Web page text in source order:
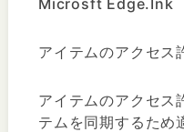
アイテムのアクセス
アイテムのアクセス
テムを同期するため